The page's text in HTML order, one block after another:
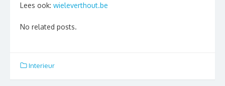
Lees ook: wieleverthout.be
No related posts.
Interieur